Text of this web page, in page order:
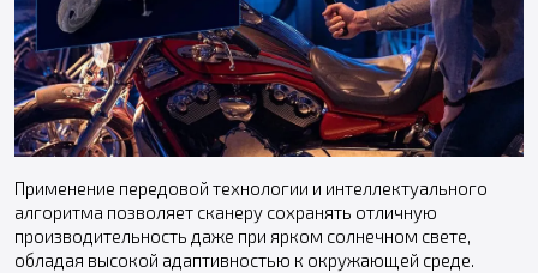
Применение передовой технологии и интеллектуального
алгоритма позволяет сканеру сохранять отличную
производительность даже при ярком солнечном свете,
обладая высокой адаптивностью к окружающей среде.